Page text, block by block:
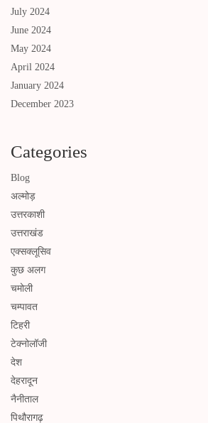
July 2024
June 2024
May 2024
April 2024
January 2024
December 2023
Categories
Blog
अल्मोड़
उत्तरकाशी
उत्तराखंड
एक्सक्लूसिव
कुछ अलग
चमोली
चम्पावत
टिहरी
टेक्नोलॉजी
देश
देहरादून
नैनीताल
पिथौरागढ़